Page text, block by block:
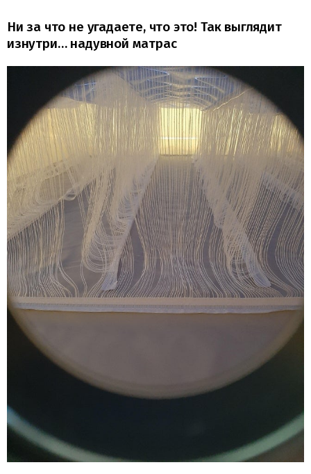
Ни за что не угадаете, что это! Так выглядит
изнутри… надувной матрас